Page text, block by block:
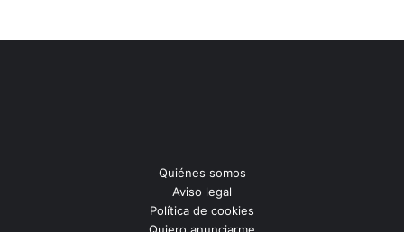
Quiénes somos
Aviso legal
Política de cookies